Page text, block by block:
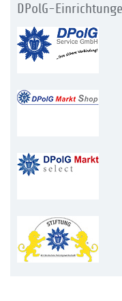
DPolG-